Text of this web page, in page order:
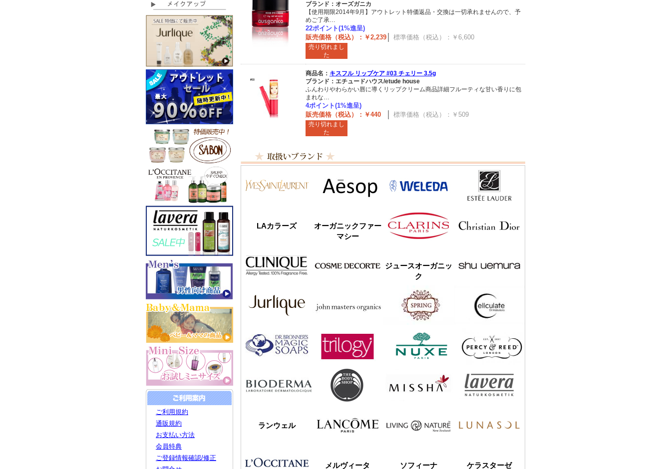
ブランド：オーズガニカ
【使用期限2014年9月】アウトレット特価返品・交換は一切承れませんので、予
めご了承…
22ポイント(1%進呈)
標準価格（税込）：￥6,600
販売価格（税込）：￥2,239
売り切れまし
た
商品名： キスフル リップケア #03 チェリー 3.5g
ブランド：エチュードハウス/etude house
ふんわりやわらかい唇に導くリップクリーム商品詳細フルーティな甘い香りに包
まれな…
4ポイント(1%進呈)
標準価格（税込）：￥509
販売価格（税込）：￥440
売り切れまし
た
LAカラーズ
オーガニックファー
マシー
ジュースオーガニッ
ク
ランウェル
メルヴィータ ソフィーナ ケラスターゼ
ご利用規約
通販規約
お支払い方法
会員特典
ご登録情報確認/修正